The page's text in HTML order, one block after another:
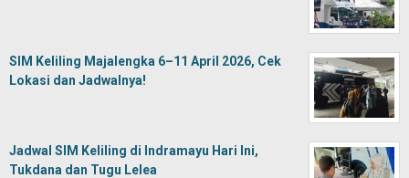
SIM Keliling Majalengka 6–11 April 2026, Cek
Lokasi dan Jadwalnya!
Jadwal SIM Keliling di Indramayu Hari Ini,
Tukdana dan Tugu Lelea